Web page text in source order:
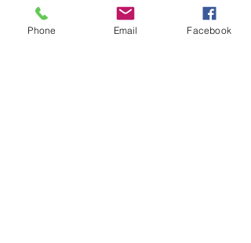
Go Home
Phone Email Facebook